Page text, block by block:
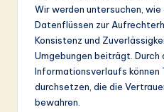
In
Wir werden untersuchen, wie
Datenflüssen zur
Konsistenz und
Umgebungen beiträgt. Durch
Informationsverlaufs können
durchsetzen, die die
bewahren.